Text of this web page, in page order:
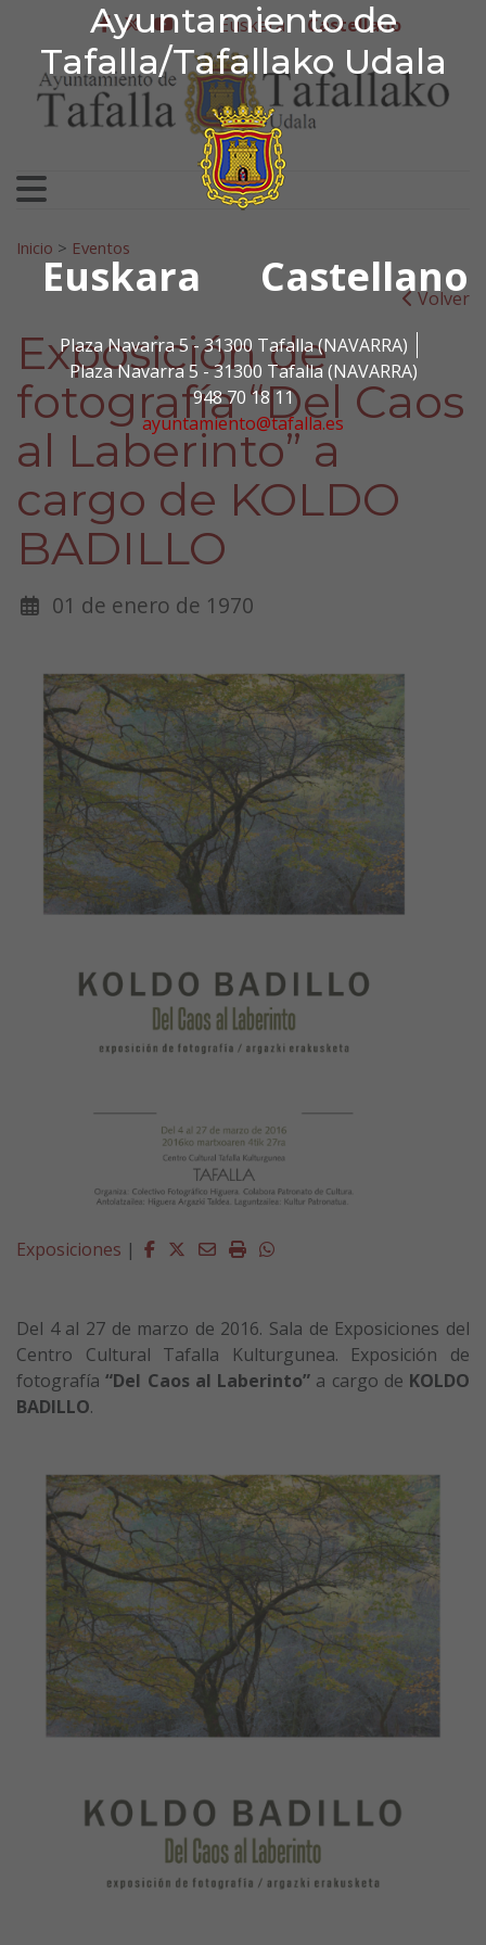
Ayuntamiento de
Tafalla/Tafallako Udala
Euskara Castellano
Plaza Navarra 5 - 31300 Tafalla (NAVARRA)
Plaza Navarra 5 - 31300 Tafalla (NAVARRA)
948 70 18 11
ayuntamiento@tafalla.es
Ir al contenido
Ayuntamiento de
facebook
twitter
youtube
Euskera Castellano
Search for:
Inicio > Eventos
Volver
Exposición de
fotografía “Del Caos
al Laberinto” a
cargo de KOLDO
BADILLO
01 de enero de 1970
Exposiciones | Facebook
Twitter
EmailImprimirWhatsapp
Del 4 al 27 de marzo de 2016. Sala de Exposiciones del
Centro Cultural Tafalla Kulturgunea. Exposición de
fotografía“Del Caos al Laberinto” a cargo de KOLDO
BADILLO.